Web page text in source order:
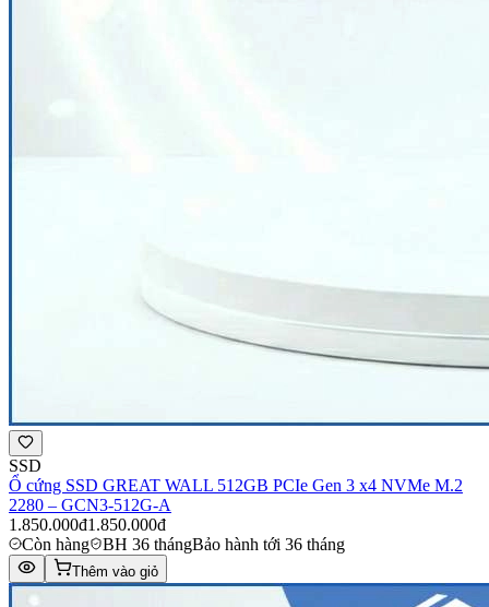
SSD
Ổ cứng SSD GREAT WALL 512GB PCIe Gen 3 x4 NVMe M.2
2280 – GCN3-512G-A
1.850.000đ1.850.000đ
Còn hàng
BH 36 thángBảo hành tới 36 tháng
Thêm vào giỏ